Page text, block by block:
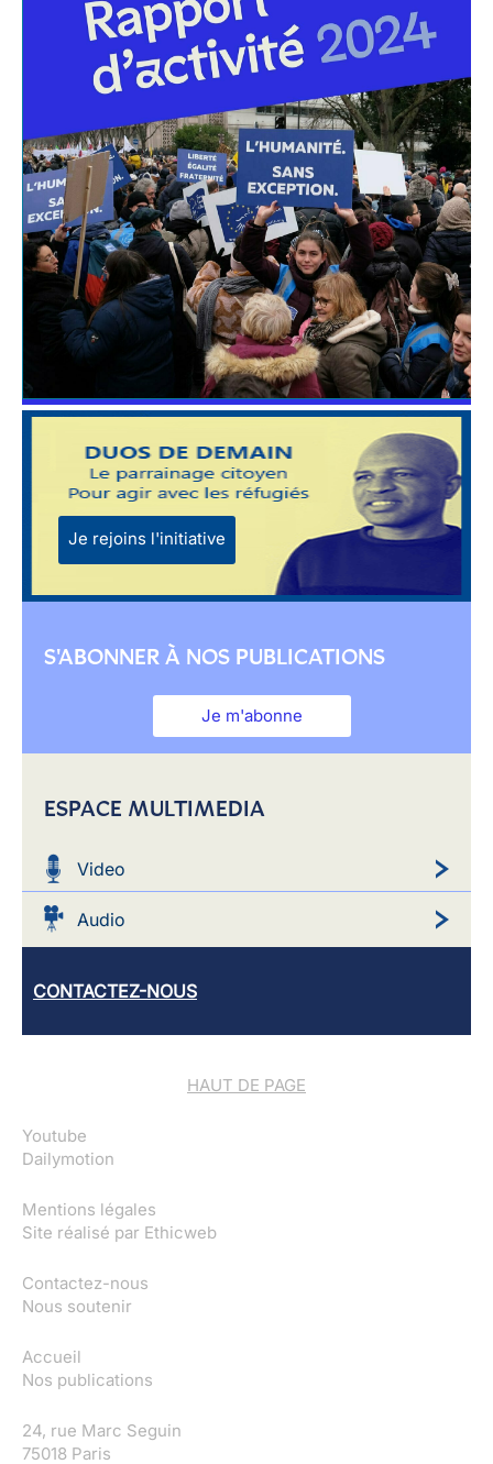
Je rejoins l'initiative
S'ABONNER À NOS PUBLICATIONS
Je m'abonne
ESPACE MULTIMEDIA
Video
Audio
CONTACTEZ-NOUS
HAUT DE PAGE
Youtube
Dailymotion
Mentions légales
Site réalisé par Ethicweb
Contactez-nous
Nous soutenir
Accueil
Nos publications
24, rue Marc Seguin
75018 Paris